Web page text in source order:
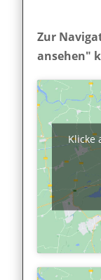
Zur
ansehen"
Klicke